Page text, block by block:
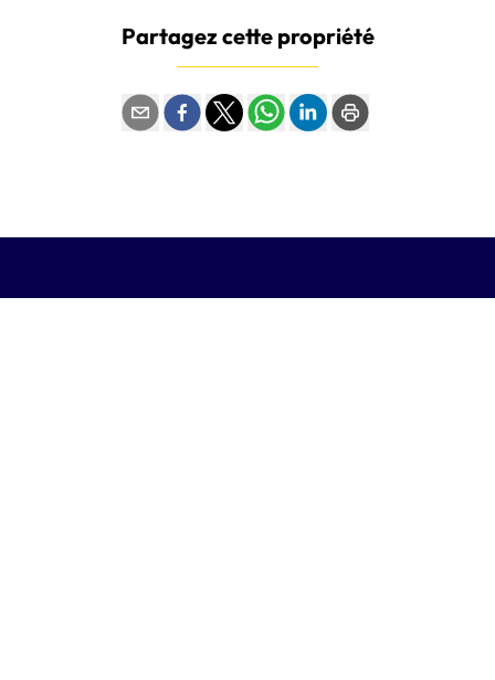
Partagez cette propriété